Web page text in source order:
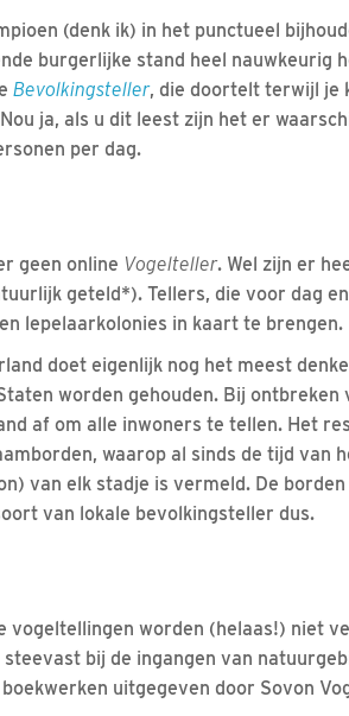
(denk ik) in het punctueel
burgerlijke stand heel nauwkeurig
Bevolkingsteller, die doortelt terwijl je
ja, als u dit leest zijn het er
per dag.
geen online Vogelteller. Wel zijn er
geteld*). Tellers, die voor dag
lepelaarkolonies in kaart te brengen.
doet eigenlijk nog het meest
worden gehouden. Bij
af om alle inwoners te tellen. Het
waarop al sinds de tijd van
van elk stadje is vermeld. De
van lokale bevolkingsteller dus.
vogeltellingen worden (helaas!) niet
bij de ingangen van
uitgegeven door Sovon